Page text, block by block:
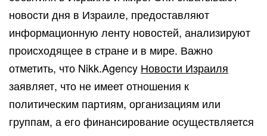
новости дня в Израиле, предоставляют
информационную ленту новостей, анализируют
происходящее в стране и в мире. Важно
отметить, что Nikk.Agency Новости Израиля
заявляет, что не имеет отношения к
политическим партиям, организациям или
группам, а его финансирование осуществляется